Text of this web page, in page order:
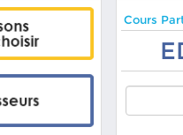
Cours